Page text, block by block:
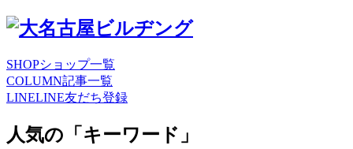
SHOPショップ一覧
COLUMN記事一覧
LINELINE友だち登録
人気の「キーワード」